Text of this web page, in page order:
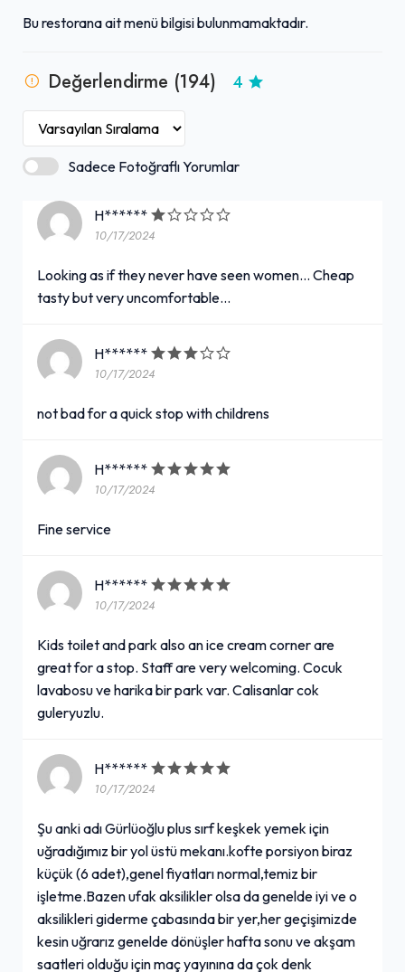
Öğle yemeği servisi
Tuvalet mevcut
Brunch servisi
+ Daha Fazla (1)
Bu restorana ait menü bilgisi bulunmamaktadır.
Değerlendirme (194) 4
Sadece Fotoğraflı Yorumlar
H******
10/17/2024
Looking as if they never have seen women... Cheap
tasty but very uncomfortable...
H******
10/17/2024
not bad for a quick stop with childrens
H******
10/17/2024
Fine service
H******
10/17/2024
Kids toilet and park also an ice cream corner are
great for a stop. Staff are very welcoming. Cocuk
lavabosu ve harika bir park var. Calisanlar cok
guleryuzlu.
H******
10/17/2024
Şu anki adı Gürlüoğlu plus sırf keşkek yemek için
uğradığımız bir yol üstü mekanı.kofte porsiyon biraz
küçük (6 adet),genel fiyatları normal,temiz bir
işletme.Bazen ufak aksilikler olsa da genelde iyi ve o
aksilikleri giderme çabasında bir yer,her geçişimizde
kesin uğrarız genelde dönüşler hafta sonu ve akşam
saatleri olduğu için maç yayınına da çok denk